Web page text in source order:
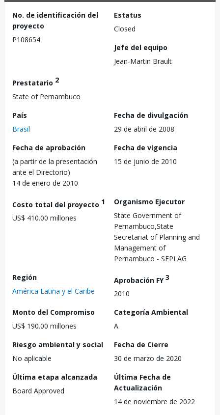
No. de identificación del
proyecto
P108654
Estatus
Closed
Jefe del equipo
Jean-Martin Brault
Prestatario 2
State of Pernambuco
País
Brasil
Fecha de divulgación
29 de abril de 2008
Fecha de aprobación
(a partir de la presentación
ante el Directorio)
14 de enero de 2010
Fecha de vigencia
15 de junio de 2010
Costo total del proyecto 1
US$ 410.00 millones
Organismo Ejecutor
State Government of
Pernambuco,State
Secretariat of Planning and
Management of
Pernambuco - SEPLAG
Región
América Latina y el Caribe
Aprobación FY3
2010
Monto del Compromiso
US$ 190.00 millones
Categoría Ambiental
A
Riesgo ambiental y social
No aplicable
Fecha de Cierre
30 de marzo de 2020
Última etapa alcanzada
Board Approved
Última Fecha de
Actualización
14 de noviembre de 2022